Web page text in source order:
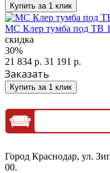
Купить за 1 клик
МС Клер тумба под ТВ
скидка
30%
21 834 р. 31 191 р.
Заказать
Купить за 1 клик
Город Краснодар, ул.
00.